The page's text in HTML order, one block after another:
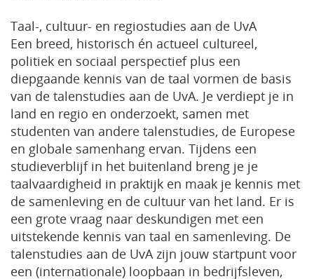
Taal-, cultuur- en regiostudies aan de UvA
Een breed, historisch én actueel cultureel,
politiek en sociaal perspectief plus een
diepgaande kennis van de taal vormen de basis
van de talenstudies aan de UvA. Je verdiept je in
land en regio en onderzoekt, samen met
studenten van andere talenstudies, de Europese
en globale samenhang ervan. Tijdens een
studieverblijf in het buitenland breng je je
taalvaardigheid in praktijk en maak je kennis met
de samenleving en de cultuur van het land. Er is
een grote vraag naar deskundigen met een
uitstekende kennis van taal en samenleving. De
talenstudies aan de UvA zijn jouw startpunt voor
een (internationale) loopbaan in bedrijfsleven,